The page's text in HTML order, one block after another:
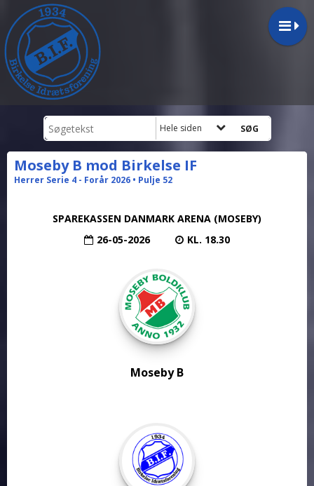
Hele siden
Moseby B mod Birkelse IF
Herrer Serie 4 - Forår 2026 • Pulje 52
SPAREKASSEN DANMARK ARENA (MOSEBY)
26-05-2026
KL. 18.30
Moseby B